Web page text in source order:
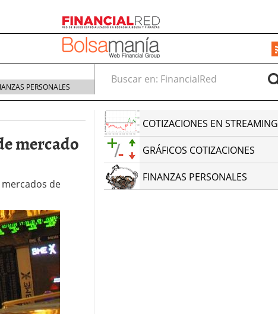
Antes de
para pymes
propia
PERSONALES
Buscar en:
mercado
de
COTIZACIONES EN STREAMING
GRÁFICOS COTIZACIONES
FINANZAS PERSONALES